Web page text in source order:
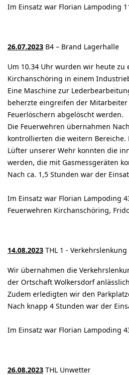
Im Einsatz war Florian Lampoding
26.07.2023 B4 – Brand Lagerhalle
Um 10.34 Uhr wurden wir heute zu
Kirchanschöring in einem
Eine Maschine zur
beherzte eingreifen der
Feuerlöschern abgelöscht werden.
Die Feuerwehren übernahmen
kontrollierten die weitern Bereiche.
Lüfter unserer Wehr konnten die
werden, die mit Gasmessgeräten
Nach ca. 1,5 Stunden war der
Im Einsatz war Florian Lampoding
Feuerwehren Kirchanschöring,
14.08.2023 THL 1 - Verkehrslenkung
Wir übernahmen die
der Ortschaft Wolkersdorf
Zudem erledigten wir den
Nach knapp 4 Stunden war der
Im Einsatz war Florian Lampoding
26.08.2023 THL Unwetter